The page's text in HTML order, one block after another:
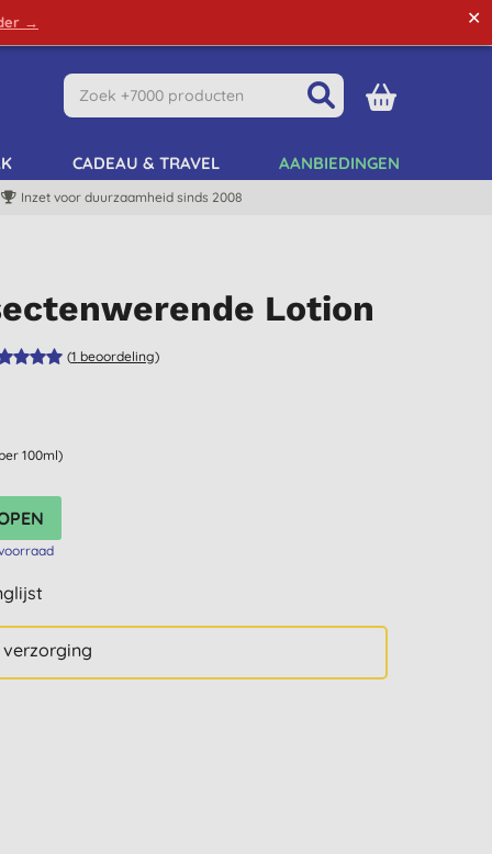
→ ✕
CADEAU & TRAVEL AANBIEDINGEN
Inzet voor duurzaamheid sinds 2008
Lotion
(1 beoordeling)
100ml)